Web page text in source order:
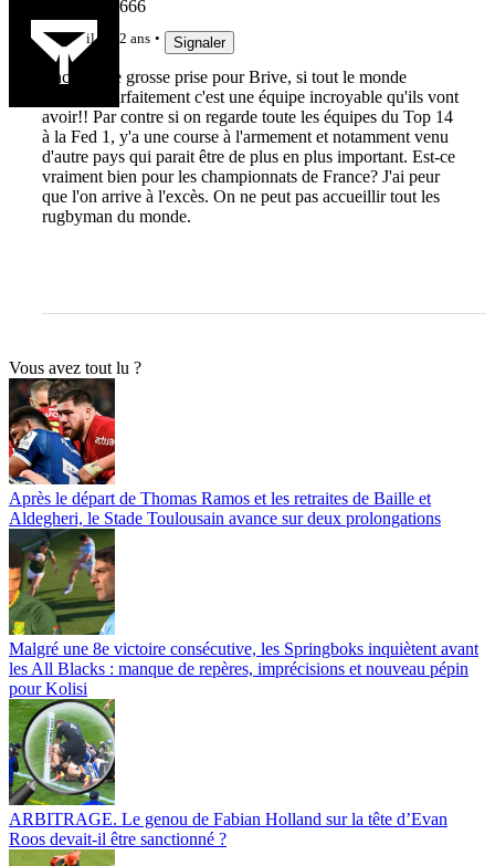
Barbenoire666
il y a 2 ans Signaler
Encore une grosse prise pour Brive, si tout le monde
s'intègre parfaitement c'est une équipe incroyable qu'ils vont
avoir!! Par contre si on regarde toute les équipes du Top 14
à la Fed 1, y'a une course à l'armement et notamment venu
d'autre pays qui parait être de plus en plus important. Est-ce
vraiment bien pour les championnats de France? J'ai peur
que l'on arrive à l'excès. On ne peut pas accueillir tout les
rugbyman du monde.
Vous avez tout lu ?
Après le départ de Thomas Ramos et les retraites de Baille et
Aldegheri, le Stade Toulousain avance sur deux prolongations
Malgré une 8e victoire consécutive, les Springboks inquiètent avant
les All Blacks : manque de repères, imprécisions et nouveau pépin
pour Kolisi
ARBITRAGE. Le genou de Fabian Holland sur la tête d’Evan
Roos devait-il être sanctionné ?